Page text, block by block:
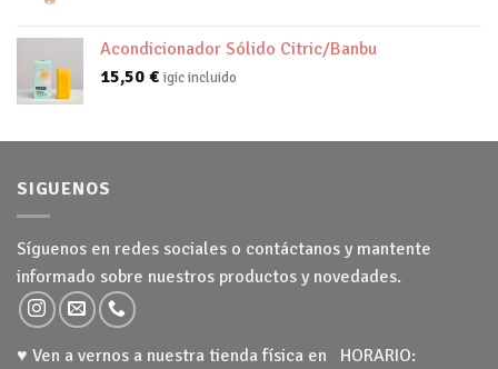
desde
22,55 €
Acondicionador Sólido Citric/Banbu
15,50 € igic incluido
SIGUENOS
Síguenos en redes sociales o contáctanos y mantente
informado sobre nuestros productos y novedades.
♥ Ven a vernos a nuestra tienda física en HORARIO: